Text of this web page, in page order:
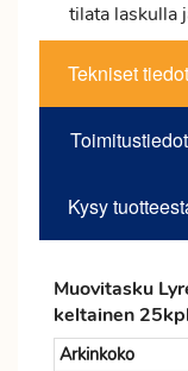
tilata laskulla
Tekniset tiedot
Toimitustiedot
Kysy
Muovitasku
keltainen
Arkinkoko